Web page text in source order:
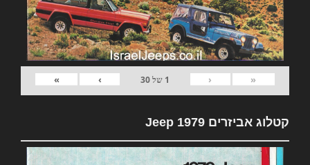
«
‹
1 של30
›
»
קטלוג אביזרים 1979 Jeep